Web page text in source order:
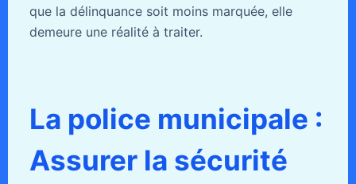
que la délinquance soit moins marquée, elle
demeure une réalité à traiter.
La police municipale :
Assurer la sécurité